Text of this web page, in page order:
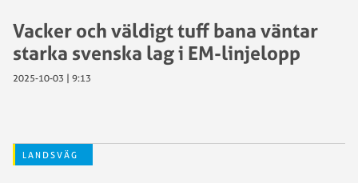
Vacker och väldigt tuff bana väntar
starka svenska lag i EM-linjelopp
2025-10-03 | 9:13
LANDSVÄG